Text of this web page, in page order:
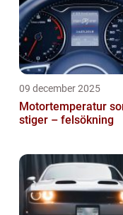
09 december 2025
Motortemperatur
stiger – felsökning